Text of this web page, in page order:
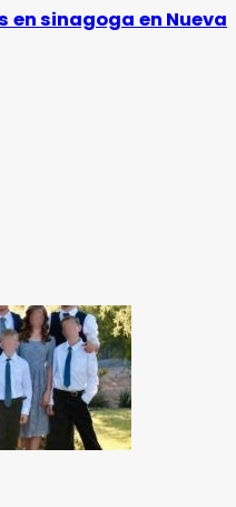
en sinagoga en Nueva